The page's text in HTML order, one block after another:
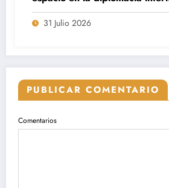
31 Julio 2026
PUBLICAR COMENTARIO
Comentarios